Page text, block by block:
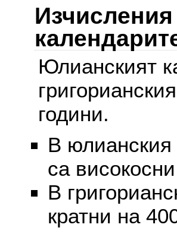
Юлианският
години.
В юлианския
са
В
кратни на